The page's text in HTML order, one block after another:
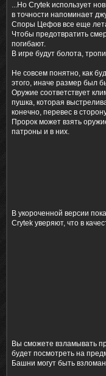
...Но Crytek использует
в точности напоминает
Споры Цефов все еще
Чтобы предотвратить
погибают.
В игре будут болота,
Не совсем понятно, как
этого, иначе размер был
Оружие соответствует
пушка, которая
конечно, перевес в
Пророк может взять
патроны и в них.
В укороченной версии
Crytek уверяют, что в
Вы сможете взламывать
будет посмотреть на
Башни могут быть